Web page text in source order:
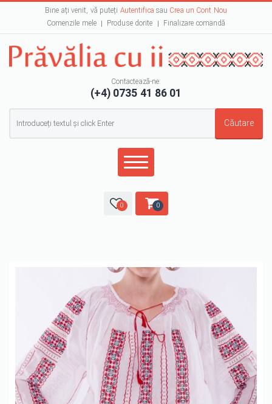
Bine ați venit, vă puteți Autentifica sau Crea un Cont Nou
Comenzile mele
Produse dorite Finalizare comandă
Contactează-ne:
(+4) 0735 41 86 01
Formular de căutare
0 0